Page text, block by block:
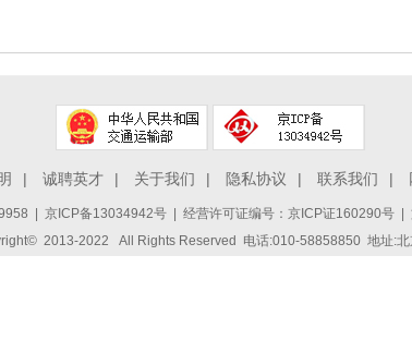
| 诚聘英才 | 关于我们 | 隐私协议 | 联系我们 |
京ICP备13034942号| 经营许可证编号：京ICP证160290号 |
2013-2022 All Rights Reserved 电话:010-58858850 地址:北